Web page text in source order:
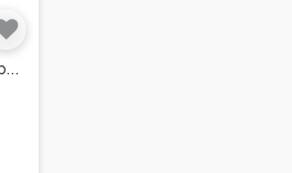
Tensor Cadena De Distribucion